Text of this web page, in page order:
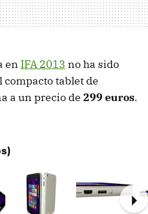
en IFA 2013 no ha sido
compacto tablet de
a un precio de 299 euros.